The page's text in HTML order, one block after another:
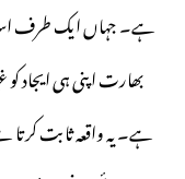
ہے۔ جہاں ایک طرف
بھارت اپنی ہی ایجاد
ہے۔ یہ واقعہ ثابت